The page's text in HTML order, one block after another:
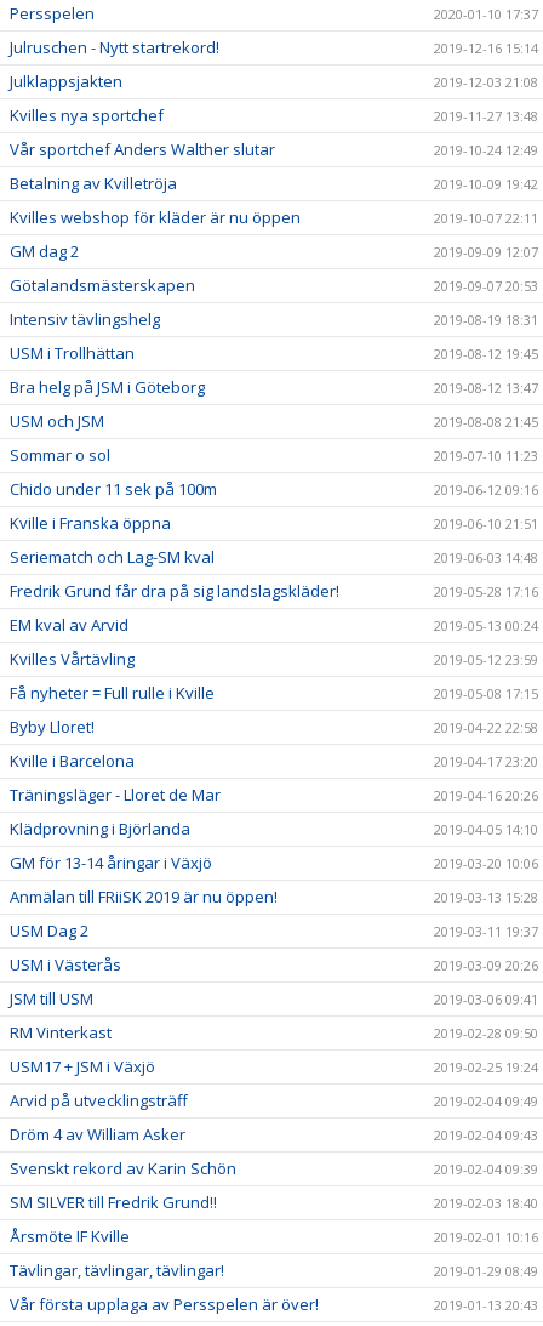
Persspelen 2020-01-10 17:37
Julruschen - Nytt startrekord! 2019-12-16 15:14
Julklappsjakten 2019-12-03 21:08
Kvilles nya sportchef 2019-11-27 13:48
Vår sportchef Anders Walther slutar 2019-10-24 12:49
Betalning av Kvilletröja 2019-10-09 19:42
Kvilles webshop för kläder är nu öppen 2019-10-07 22:11
GM dag 2 2019-09-09 12:07
Götalandsmästerskapen 2019-09-07 20:53
Intensiv tävlingshelg 2019-08-19 18:31
USM i Trollhättan 2019-08-12 19:45
Bra helg på JSM i Göteborg 2019-08-12 13:47
USM och JSM 2019-08-08 21:45
Sommar o sol 2019-07-10 11:23
Chido under 11 sek på 100m 2019-06-12 09:16
Kville i Franska öppna 2019-06-10 21:51
Seriematch och Lag-SM kval 2019-06-03 14:48
Fredrik Grund får dra på sig landslagskläder! 2019-05-28 17:16
EM kval av Arvid 2019-05-13 00:24
Kvilles Vårtävling 2019-05-12 23:59
Få nyheter = Full rulle i Kville 2019-05-08 17:15
Byby Lloret! 2019-04-22 22:58
Kville i Barcelona 2019-04-17 23:20
Träningsläger - Lloret de Mar 2019-04-16 20:26
Klädprovning i Björlanda 2019-04-05 14:10
GM för 13-14 åringar i Växjö 2019-03-20 10:06
Anmälan till FRiiSK 2019 är nu öppen! 2019-03-13 15:28
USM Dag 2 2019-03-11 19:37
USM i Västerås 2019-03-09 20:26
JSM till USM 2019-03-06 09:41
RM Vinterkast 2019-02-28 09:50
USM17 + JSM i Växjö 2019-02-25 19:24
Arvid på utvecklingsträff 2019-02-04 09:49
Dröm 4 av William Asker 2019-02-04 09:43
Svenskt rekord av Karin Schön 2019-02-04 09:39
SM SILVER till Fredrik Grund!! 2019-02-03 18:40
Årsmöte IF Kville 2019-02-01 10:16
Tävlingar, tävlingar, tävlingar! 2019-01-29 08:49
Vår första upplaga av Persspelen är över! 2019-01-13 20:43